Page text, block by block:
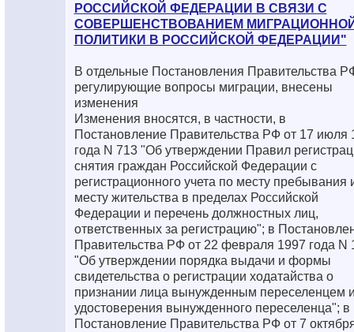
РОССИЙСКОЙ ФЕДЕРАЦИИ В СВЯЗИ С
СОВЕРШЕНСТВОВАНИЕМ
ПОЛИТИКИ В РОССИЙСКОЙ ФЕДЕРАЦИИ"
В отдельные Постановления Правительства
регулирующие вопросы миграции, внесены
изменения
Изменения вносятся, в частности, в
Постановление Правительства РФ от 17 июля
года N 713 "Об утверждении Правил
снятия граждан Российской Федерации с
регистрационного учета по месту пребывания
месту жительства в пределах Российской
Федерации и перечень должностных лиц,
ответственных за регистрацию"; в
Правительства РФ от 22 февраля 1997 года N
"Об утверждении порядка выдачи и формы
свидетельства о регистрации ходатайства о
признании лица вынужденным переселенцем
удостоверения вынужденного переселенца"; в
Постановление Правительства РФ от 7